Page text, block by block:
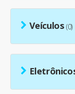
Veículos (0)